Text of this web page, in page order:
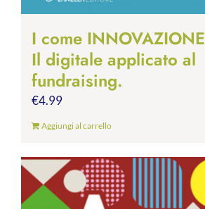
I come INNOVAZIONE
Il digitale applicato al
fundraising.
€4.99
Aggiungi al carrello